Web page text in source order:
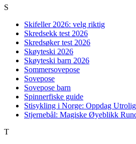
S
Skifeller 2026: velg riktig
Skredsekk test 2026
Skredsøker test 2026
Skøyteski 2026
Skøyteski barn 2026
Sommersovepose
Sovepose
Sovepose barn
Spinnerfiske guide
Stisykling i Norge: Oppdag
Stjernebål: Magiske Øyeblikk
T